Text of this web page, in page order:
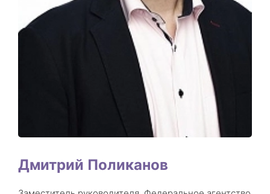
Дмитрий Поликанов